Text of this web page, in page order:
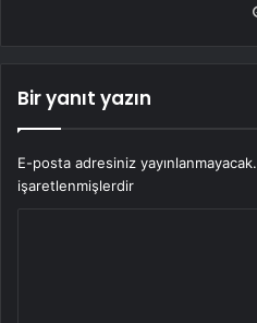
Bir yanıt yazın
E-posta adresiniz yayınlanmayacak.
işaretlenmişlerdir